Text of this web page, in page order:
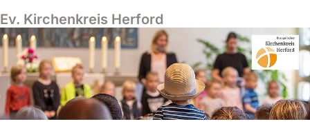
Ev. Kirchenkreis Herford